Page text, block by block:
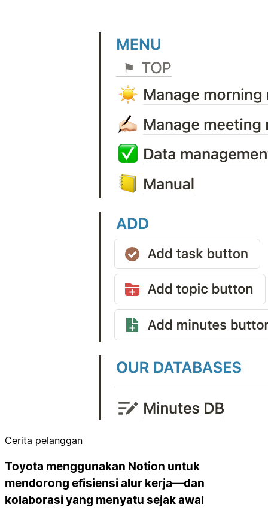
Cerita pelanggan
Toyota menggunakan Notion untuk
mendorong efisiensi alur kerja—dan
kolaborasi yang menyatu sejak awal